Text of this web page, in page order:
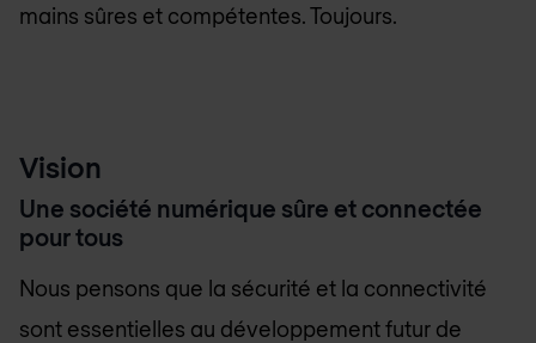
mains sûres et compétentes. Toujours.
Vision
Une société numérique sûre et connectée
pour tous
Nous pensons que la sécurité et la connectivité
sont essentielles au développement futur de